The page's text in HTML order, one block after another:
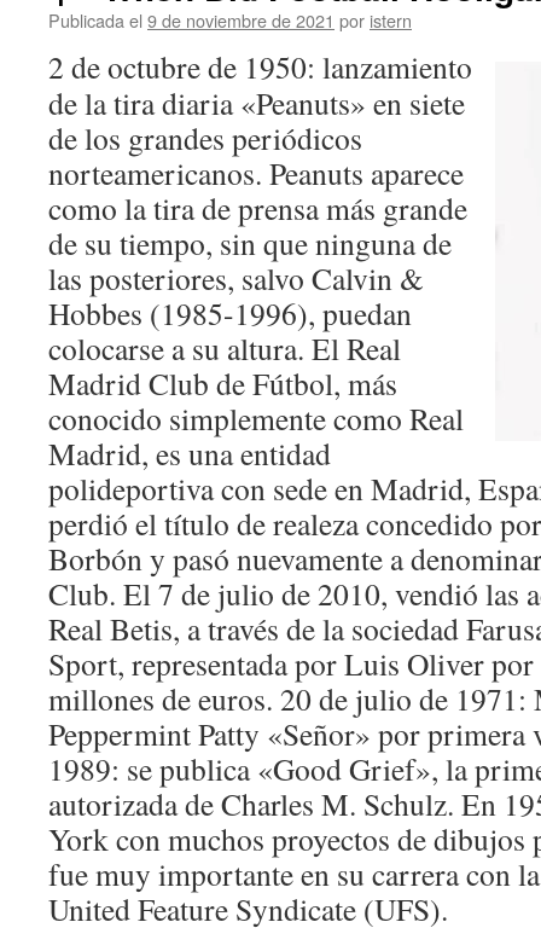
Publicada el 9 de noviembre de 2021 por istern
2 de octubre de 1950: lanzamiento
de la tira diaria «Peanuts» en siete
de los grandes periódicos
norteamericanos. Peanuts aparece
como la tira de prensa más grande
de su tiempo, sin que ninguna de
las posteriores, salvo Calvin &
Hobbes (1985-1996), puedan
colocarse a su altura. El Real
Madrid Club de Fútbol, más
conocido simplemente como Real
Madrid, es una entidad
polideportiva con sede en Madrid,
perdió el título de realeza concedido
Borbón y pasó nuevamente a
Club. El 7 de julio de 2010, vendió las
Real Betis, a través de la sociedad
Sport, representada por Luis Oliver
millones de euros. 20 de julio de 1971:
Peppermint Patty «Señor» por primera
1989: se publica «Good Grief», la
autorizada de Charles M. Schulz. En
York con muchos proyectos de dibujos
fue muy importante en su carrera con
United Feature Syndicate (UFS).